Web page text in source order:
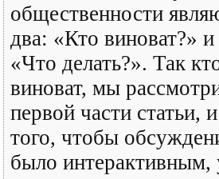
общественности
два: «Кто виноват?» и
«Что делать?». Так
виноват, мы
первой части статьи,
того, чтобы
было интерактивным,